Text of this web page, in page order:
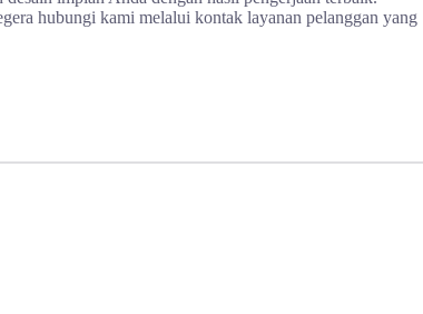
hubungi kami melalui kontak layanan pelanggan yang